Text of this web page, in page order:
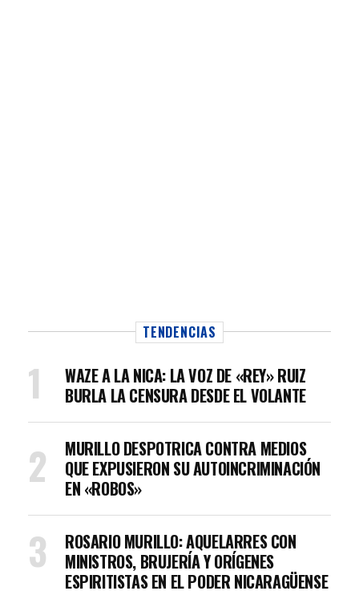
TENDENCIAS
WAZE A LA NICA: LA VOZ DE «REY» RUIZ
BURLA LA CENSURA DESDE EL VOLANTE
MURILLO DESPOTRICA CONTRA MEDIOS
QUE EXPUSIERON SU AUTOINCRIMINACIÓN
EN «ROBOS»
ROSARIO MURILLO: AQUELARRES CON
MINISTROS, BRUJERÍA Y ORÍGENES
ESPIRITISTAS EN EL PODER NICARAGÜENSE